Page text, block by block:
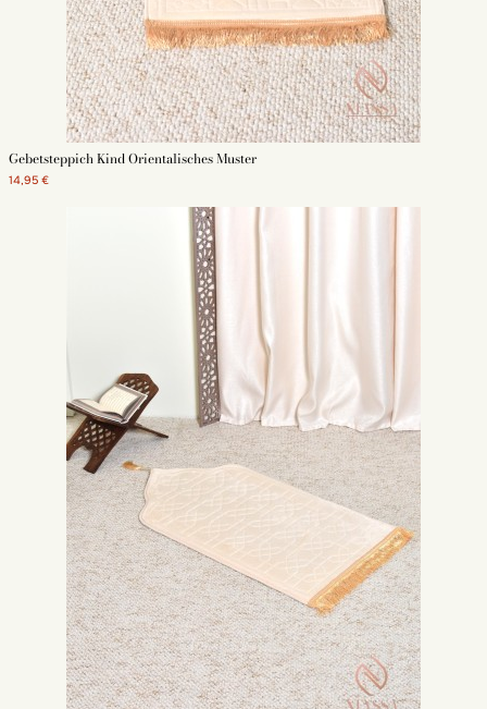
Gebetsteppich Kind Orientalisches Muster
14,95 €